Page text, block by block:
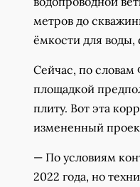
метров до
ёмкости для воды,
Сейчас, по словам
площадкой
плиту. Вот эта
измененный
— По условиям
2022 года, но